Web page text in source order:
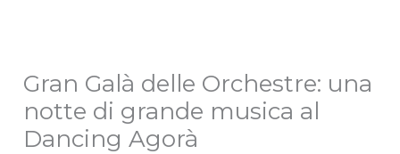
Gran Galà delle Orchestre: una
notte di grande musica al
Dancing Agorà